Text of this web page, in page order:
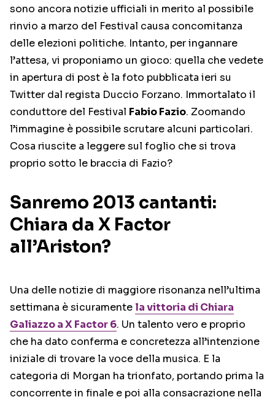
sono ancora notizie ufficiali in merito al possibile
rinvio a marzo del Festival causa concomitanza
delle elezioni politiche. Intanto, per ingannare
l’attesa, vi proponiamo un gioco: quella che vedete
in apertura di post è la foto pubblicata ieri su
Twitter dal regista Duccio Forzano. Immortalato il
conduttore del Festival Fabio Fazio. Zoomando
l’immagine è possibile scrutare alcuni particolari.
Cosa riuscite a leggere sul foglio che si trova
proprio sotto le braccia di Fazio?
Sanremo 2013 cantanti:
Chiara da X Factor
all’Ariston?
Una delle notizie di maggiore risonanza nell’ultima
settimana è sicuramente la vittoria di Chiara
Galiazzo a X Factor 6. Un talento vero e proprio
che ha dato conferma e concretezza all’intenzione
iniziale di trovare la voce della musica. E la
categoria di Morgan ha trionfato, portando prima la
concorrente in finale e poi alla consacrazione nella